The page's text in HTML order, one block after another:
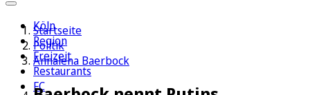
Köln
Region
Freizeit
Restaurants
FC
Startseite
Politik
Annalena Baerbock